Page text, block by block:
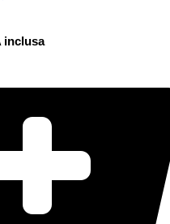
inclusa